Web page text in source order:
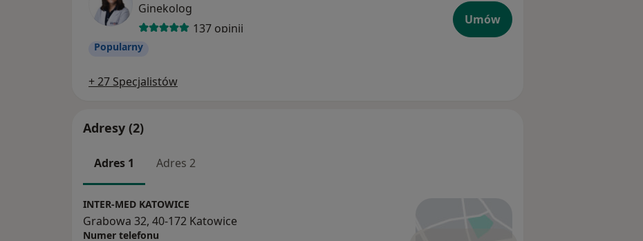
Ginekolog
137 opinii
Popularny
Umów
+ 27 Specjalistów
Adresy (2)
Adres 1 Adres 2
INTER-MED KATOWICE
Grabowa 32, 40-172 Katowice
Numer telefonu